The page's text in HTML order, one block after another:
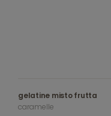
gelatine misto frutta
caramelle